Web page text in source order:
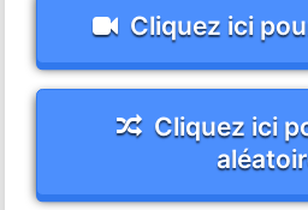
Cliquez ici
Cliquez ici